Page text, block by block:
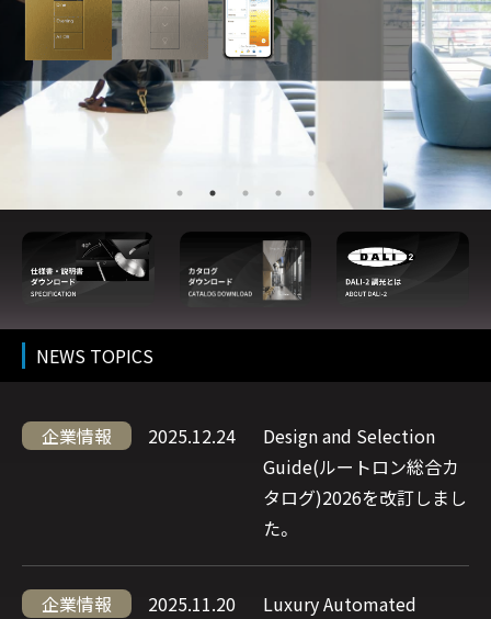
クアンタム
Quantum
グラフィッ
クアイ QS
GRAFIK
Eye QS
エナジー・ト
ライパック
Energi
エルシーピ
ー128
LCP128
ウォールボックス
Wallbox
マット
仕上げ
グロス
仕上げ
NEWS TOPICS
企業情報 2025.12.24
Design and Selection
Guide(ルートロン総合カ
タログ)2026を改訂しまし
た。
企業情報 2025.11.20
Luxury Automated